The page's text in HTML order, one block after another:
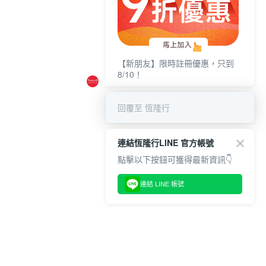
【新朋友】限時註冊優惠，只到
8/10！
回覆至 恆隆行
連結恆隆行LINE 官方帳號
點擊以下按鈕可獲得最新資訊👇
連結 LINE 帳號